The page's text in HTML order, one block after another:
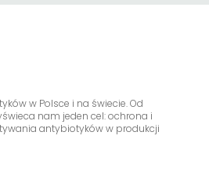
w Polsce i na świecie. Od
nam jeden cel: ochrona i
antybiotyków w produkcji